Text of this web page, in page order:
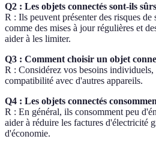
Q2 : Les objets connectés sont-ils
R : Ils peuvent présenter des risques de
comme des mises à jour régulières et
aider à les limiter.
Q3 : Comment choisir un objet
R : Considérez vos besoins individuels,
compatibilité avec d'autres appareils.
Q4 : Les objets connectés
R : En général, ils consomment peu
aider à réduire les factures d'électricité
d'économie.